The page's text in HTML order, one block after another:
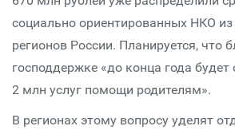
социально ориентированных НКО
регионов России. Планируется, что
господдержке «до конца года
2 млн услуг помощи родителям».
В регионах этому вопросу уделят